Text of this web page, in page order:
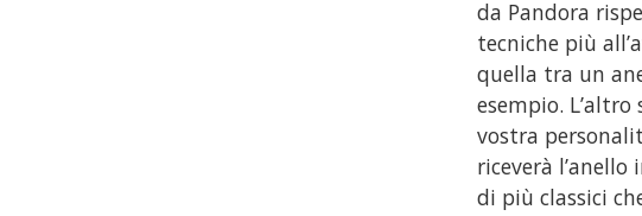
da Pandora
tecniche più
quella tra un
esempio.
vostra
riceverà
di più classici